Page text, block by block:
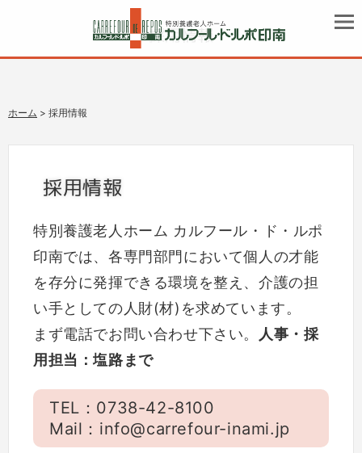
採用情報
ホーム > 採用情報
採用情報
特別養護老人ホーム カルフール・ド・ルポ
印南では、各専門部門において個人の才能
を存分に発揮できる環境を整え、介護の担
い手としての人財(材)を求めています。
まず電話でお問い合わせ下さい。
人事・採
用担当：塩路まで
TEL：0738-42-8100
Mail：info@carrefour-inami.jp